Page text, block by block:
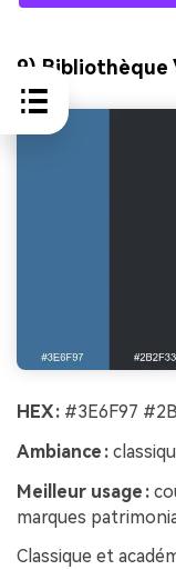
9) Bibliothèque
HEX : #3E6F97
Ambiance :
Meilleur usage :
marques
Classique et